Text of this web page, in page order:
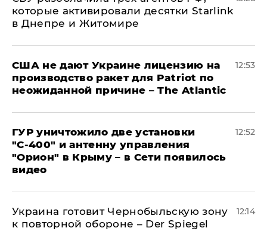
которые активировали десятки Starlink
в Днепре и Житомире
США не дают Украине лицензию на
производство ракет для Patriot по
неожиданной причине – The Atlantic
12:53
ГУР уничтожило две установки
"С‑400" и антенну управления
"Орион" в Крыму – в Сети появилось
видео
12:52
Украина готовит Чернобыльскую зону
к повторной обороне – Der Spiegel
12:14